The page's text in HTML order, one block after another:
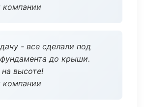
- все сделали под
до крыши.
высоте!